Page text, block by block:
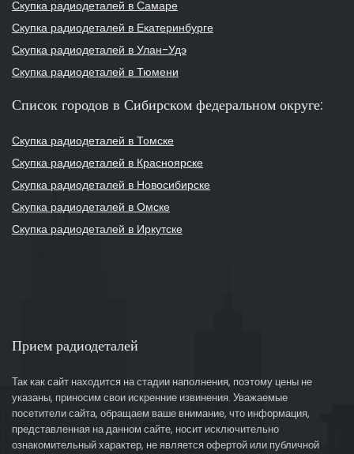
Скупка радиодеталей в Самаре
Скупка радиодеталей в Екатеринбурге
Скупка радиодеталей в Улан-Удэ
Скупка радиодеталей в Тюмени
Список городов в Сибирском федеральном округе:
Скупка радиодеталей в Томске
Скупка радиодеталей в Красноярске
Скупка радиодеталей в Новосибирске
Скупка радиодеталей в Омске
Скупка радиодеталей в Иркутске
Прием радиодеталей
Так как сайт находится на стадии наполнения, поэтому цены не
указаны, приносим свои искренние извинения. Уважаемые
посетители сайта, обращаем ваше внимание, что информация,
представленная на данном сайте, носит исключительно
ознакомительный характер, не является офертой или публичной